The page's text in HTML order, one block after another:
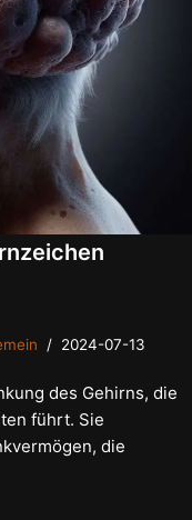
2024-07-13
des Gehirns, die
führt. Sie
die